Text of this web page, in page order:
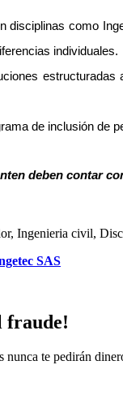
disciplinas como
individuales.
de inclusión de
deben contar
Ingenieria civil,
SAS
fraude!
nunca te pedirán